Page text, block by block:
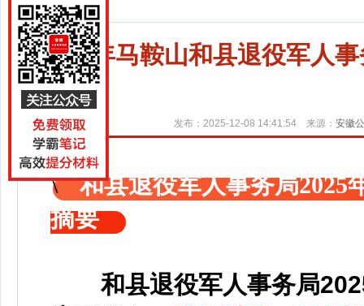
2025年马鞍山和县退役军人
发布：2025-12-08 14:41:54 来源： 安徽
和县退役军人事务局2025
摘要
和县退役军人事务局